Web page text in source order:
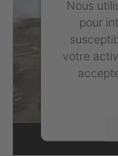
Nous
pour
votre